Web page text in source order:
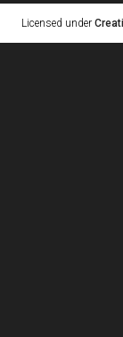
Licensed under